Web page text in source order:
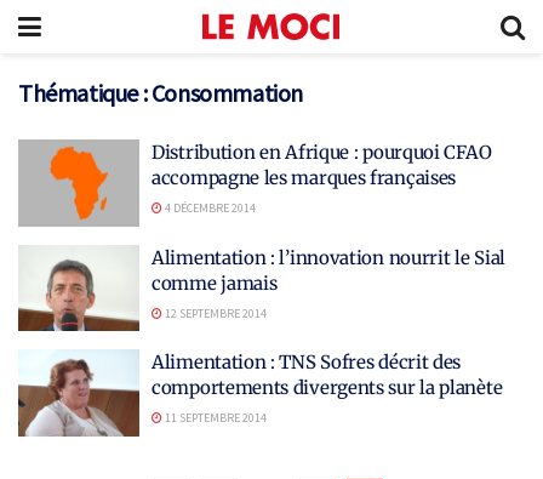
Thématique :Consommation
Distribution en Afrique : pourquoi CFAO
accompagne les marques françaises
4 DÉCEMBRE 2014
Alimentation : l’innovation nourrit le Sial
comme jamais
12 SEPTEMBRE 2014
Alimentation : TNS Sofres décrit des
comportements divergents sur la planète
11 SEPTEMBRE 2014